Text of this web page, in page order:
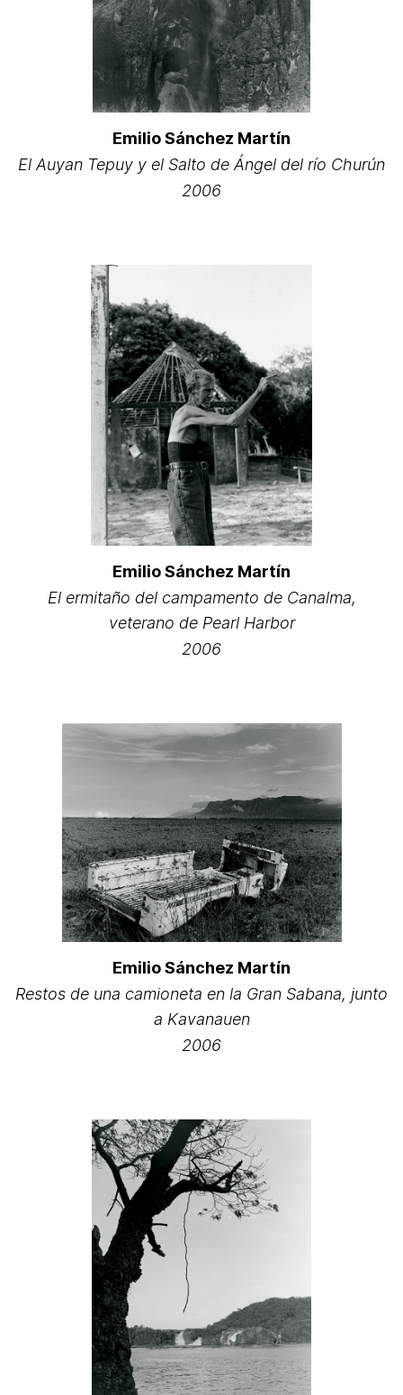
Emilio Sánchez Martín
El Auyan Tepuy y el Salto de Ángel del río Churún
2006
Emilio Sánchez Martín
El ermitaño del campamento de Canalma,
veterano de Pearl Harbor
2006
Emilio Sánchez Martín
Restos de una camioneta en la Gran Sabana, junto
a Kavanauen
2006